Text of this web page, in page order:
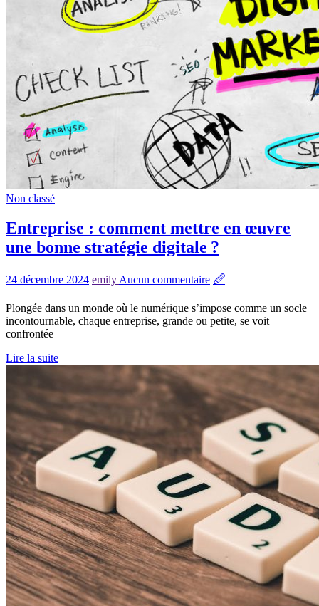
Non classé
Entreprise : comment mettre en œuvre
une bonne stratégie digitale ?
24 décembre 2024 emily Aucun commentaire 🖉
Plongée dans un monde où le numérique s’impose comme un socle
incontournable, chaque entreprise, grande ou petite, se voit
confrontée
Lire la suite